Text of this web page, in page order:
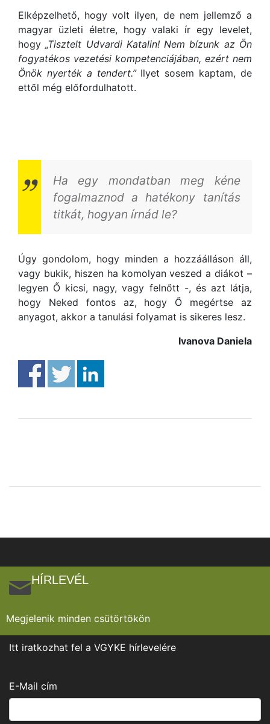
Elképzelhető, hogy volt ilyen, de nem jellemző a
magyar üzleti életre, hogy valaki ír egy levelet,
hogy„Tisztelt Udvardi Katalin! Nem bízunk az Ön
fogyatékos vezetési kompetenciájában, ezért nem
Önök nyerték a tendert.”Ilyet sosem kaptam, de
ettől még előfordulhatott.
Ha egy mondatban meg kéne
fogalmaznod a hatékony tanítás
titkát, hogyan írnád le?
Úgy gondolom, hogy minden a hozzáálláson áll,
vagy bukik, hiszen ha komolyan veszed a diákot –
legyen Ő kicsi, nagy, vagy felnőtt -, és azt látja,
hogy Neked fontos az, hogy Ő megértse az
anyagot, akkor a tanulási folyamat is sikeres lesz.
Ivanova Daniela
HÍRLEVÉL
Megjelenik minden csütörtökön
Itt iratkozhat fel a VGYKE hírlevelére
E-Mail cím